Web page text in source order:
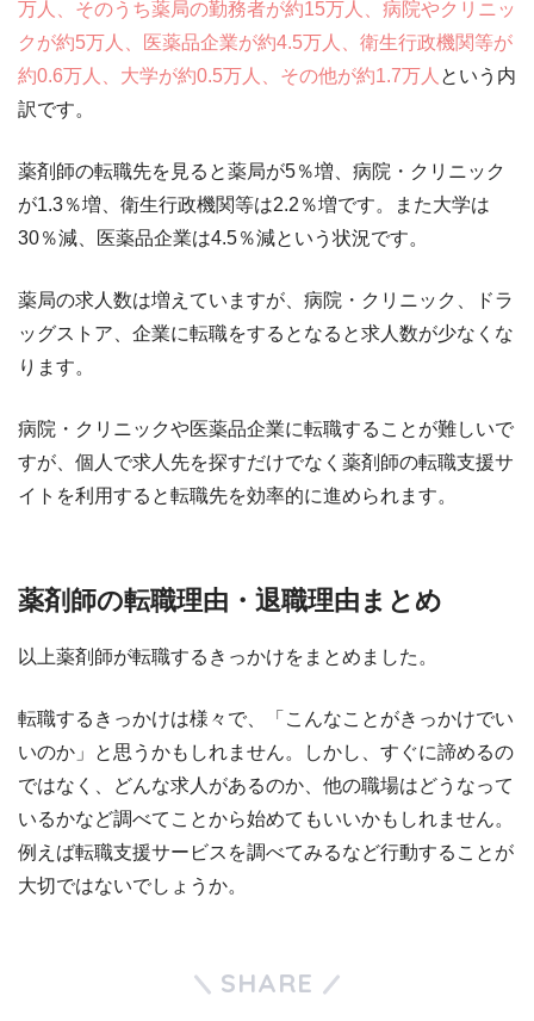
万人、そのうち薬局の勤務者が約15万人、病院やクリニッ
クが約5万人、医薬品企業が約4.5万人、衛生行政機関等が
約0.6万人、大学が約0.5万人、その他が約1.7万人 という内
訳です。
薬剤師の転職先を見ると薬局が5％増、病院・クリニック
が1.3％増、衛生行政機関等は2.2％増です。また大学は
30％減、医薬品企業は4.5％減という状況です。
薬局の求人数は増えていますが、病院・クリニック、ドラ
ッグストア、企業に転職をするとなると求人数が少なくな
ります。
病院・クリニックや医薬品企業に転職することが難しいで
すが、個人で求人先を探すだけでなく薬剤師の転職支援サ
イトを利用すると転職先を効率的に進められます。
薬剤師の転職理由・退職理由まとめ
以上薬剤師が転職するきっかけをまとめました。
転職するきっかけは様々で、「こんなことがきっかけでい
いのか」と思うかもしれません。しかし、すぐに諦めるの
ではなく、どんな求人があるのか、他の職場はどうなって
いるかなど調べてことから始めてもいいかもしれません。
例えば転職支援サービスを調べてみるなど行動することが
大切ではないでしょうか。
SHARE